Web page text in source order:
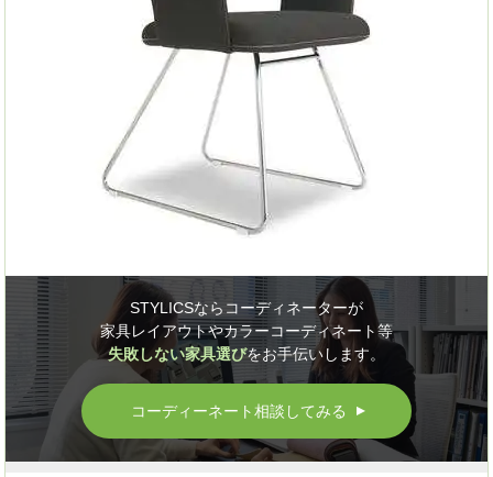
STYLICSならコーディネーターが
家具レイアウトやカラーコーディネート等
失敗しない家具選びをお手伝いします。
コーディーネート相談してみる ▲